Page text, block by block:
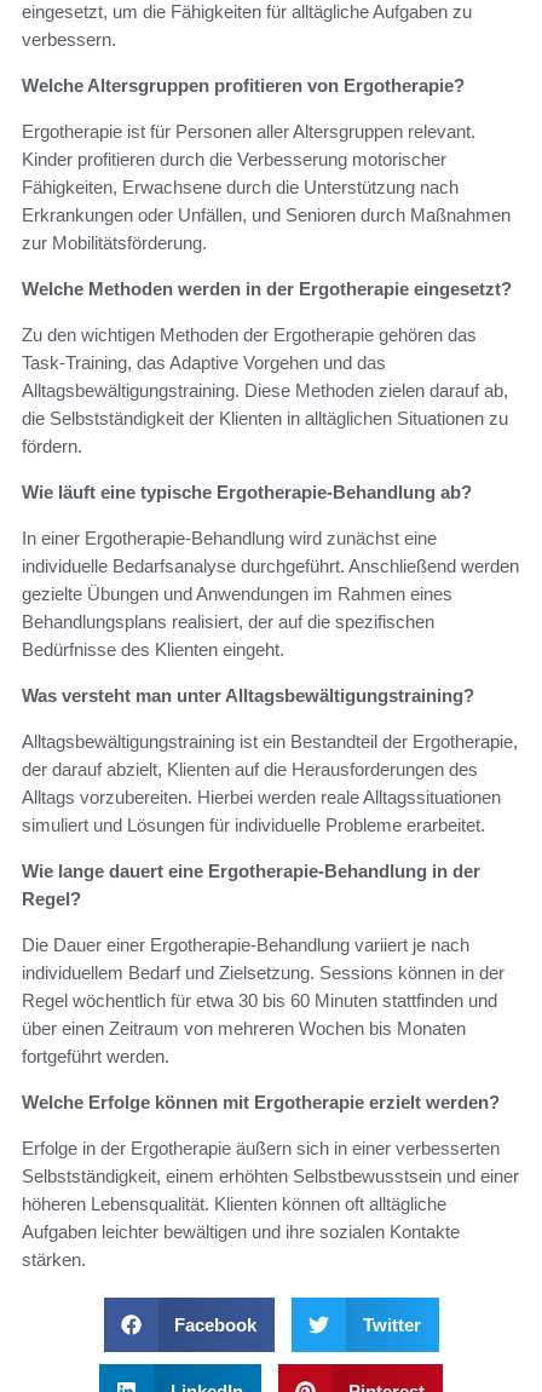
eingesetzt, um die Fähigkeiten für alltägliche Aufgaben zu
verbessern.
Welche Altersgruppen profitieren von Ergotherapie?
Ergotherapie ist für Personen aller Altersgruppen relevant.
Kinder profitieren durch die Verbesserung motorischer
Fähigkeiten, Erwachsene durch die Unterstützung nach
Erkrankungen oder Unfällen, und Senioren durch Maßnahmen
zur Mobilitätsförderung.
Welche Methoden werden in der Ergotherapie eingesetzt?
Zu den wichtigen Methoden der Ergotherapie gehören das
Task-Training, das Adaptive Vorgehen und das
Alltagsbewältigungstraining. Diese Methoden zielen darauf ab,
die Selbstständigkeit der Klienten in alltäglichen Situationen zu
fördern.
Wie läuft eine typische Ergotherapie-Behandlung ab?
In einer Ergotherapie-Behandlung wird zunächst eine
individuelle Bedarfsanalyse durchgeführt. Anschließend werden
gezielte Übungen und Anwendungen im Rahmen eines
Behandlungsplans realisiert, der auf die spezifischen
Bedürfnisse des Klienten eingeht.
Was versteht man unter Alltagsbewältigungstraining?
Alltagsbewältigungstraining ist ein Bestandteil der Ergotherapie,
der darauf abzielt, Klienten auf die Herausforderungen des
Alltags vorzubereiten. Hierbei werden reale Alltagssituationen
simuliert und Lösungen für individuelle Probleme erarbeitet.
Wie lange dauert eine Ergotherapie-Behandlung in der
Regel?
Die Dauer einer Ergotherapie-Behandlung variiert je nach
individuellem Bedarf und Zielsetzung. Sessions können in der
Regel wöchentlich für etwa 30 bis 60 Minuten stattfinden und
über einen Zeitraum von mehreren Wochen bis Monaten
fortgeführt werden.
Welche Erfolge können mit Ergotherapie erzielt werden?
Erfolge in der Ergotherapie äußern sich in einer verbesserten
Selbstständigkeit, einem erhöhten Selbstbewusstsein und einer
höheren Lebensqualität. Klienten können oft alltägliche
Aufgaben leichter bewältigen und ihre sozialen Kontakte
stärken.
Facebook Twitter